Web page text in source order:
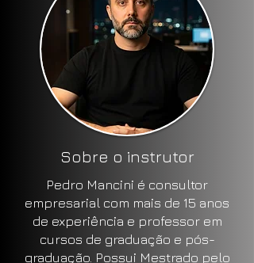
Sobre o instrutor
Pedro Mancini é consultor
empresarial com mais de 15 anos
de experiência e professor em
cursos de graduação e pós-
graduação. Possui Mestrado pelo